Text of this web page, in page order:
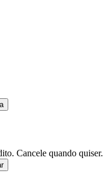
Cancele quando quiser.